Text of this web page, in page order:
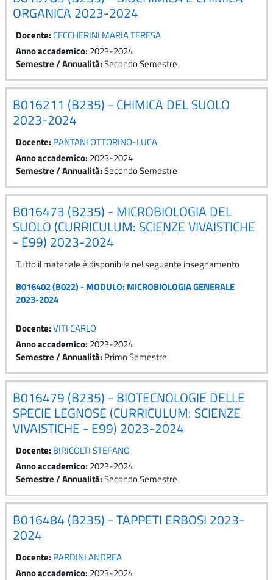
ORGANICA 2023-2024
Docente:CECCHERINI MARIA TERESA
Anno accademico: 2023-2024
Semestre / Annualità:Secondo Semestre
B016211 (B235) - CHIMICA DEL SUOLO
2023-2024
Docente: PANTANI OTTORINO-LUCA
Anno accademico: 2023-2024
Semestre / Annualità:Secondo Semestre
B016473 (B235) - MICROBIOLOGIA DEL
SUOLO (CURRICULUM: SCIENZE VIVAISTICHE
- E99) 2023-2024
Tutto il materiale è disponibile nel seguente insegnamento
B016402 (B022) - MODULO: MICROBIOLOGIA GENERALE
2023-2024
Docente:VITI CARLO
Anno accademico: 2023-2024
Semestre / Annualità: Primo Semestre
B016479 (B235) - BIOTECNOLOGIE DELLE
SPECIE LEGNOSE (CURRICULUM: SCIENZE
VIVAISTICHE - E99) 2023-2024
Docente: BIRICOLTI STEFANO
Anno accademico: 2023-2024
Semestre / Annualità:Secondo Semestre
B016484 (B235) - TAPPETI ERBOSI 2023-
2024
Docente: PARDINI ANDREA
Anno accademico: 2023-2024